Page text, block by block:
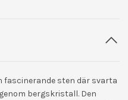
fascinerande sten där svarta
bergskristall. Den